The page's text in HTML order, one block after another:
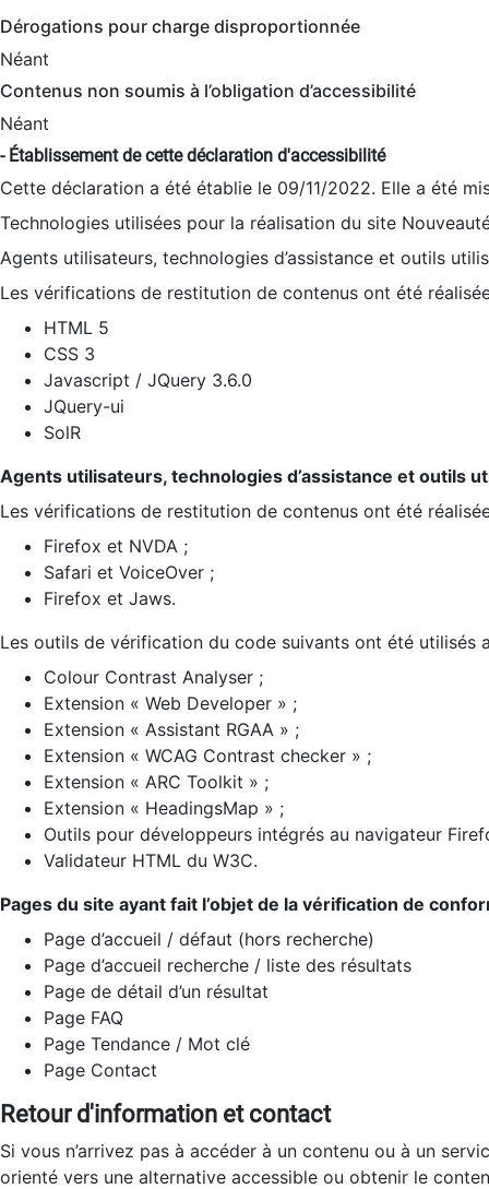
Dérogations pour charge disproportionnée
Néant
Contenus non soumis à l’obligation d’accessibilité
Néant
- Établissement de cette déclaration d'accessibilité
Cette déclaration a été établie le 09/11/2022. Elle a été
Technologies utilisées pour la réalisation du site
Agents utilisateurs, technologies d’assistance et outils
Les vérifications de restitution de contenus ont été
HTML 5
CSS 3
Javascript / JQuery 3.6.0
JQuery-ui
SolR
Agents utilisateurs, technologies d’assistance et outils
Les vérifications de restitution de contenus ont été
Firefox et NVDA ;
Safari et VoiceOver ;
Firefox et Jaws.
Les outils de vérification du code suivants ont été utilisés
Colour Contrast Analyser ;
Extension « Web Developer » ;
Extension « Assistant RGAA » ;
Extension « WCAG Contrast checker » ;
Extension « ARC Toolkit » ;
Extension « HeadingsMap » ;
Outils pour développeurs intégrés au navigateur
Validateur HTML du W3C.
Pages du site ayant fait l’objet de la vérification de
Page d’accueil / défaut (hors recherche)
Page d’accueil recherche / liste des résultats
Page de détail d’un résultat
Page FAQ
Page Tendance / Mot clé
Page Contact
Retour d'information et contact
Si vous n’arrivez pas à accéder à un contenu ou à un
orienté vers une alternative accessible ou obtenir le